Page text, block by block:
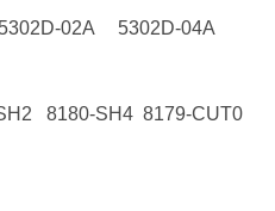
02A 5302D-04A
8180-SH4 8179-CUT0